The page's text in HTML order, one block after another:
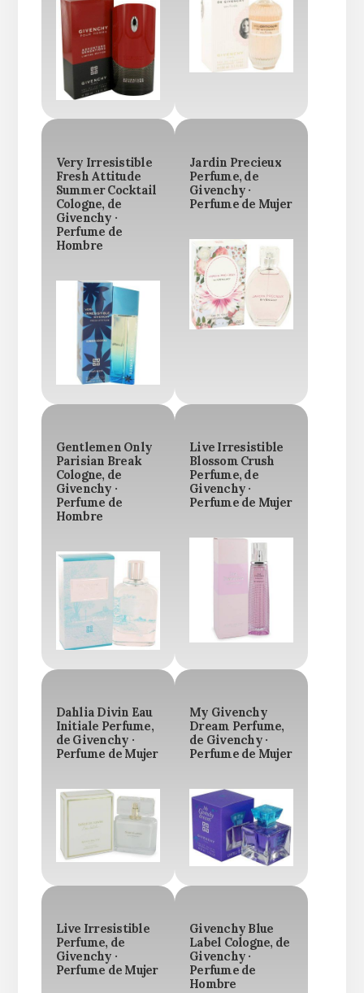
Very Irresistible
Fresh Attitude
Summer Cocktail
Cologne, de
Givenchy ·
Perfume de
Hombre
Jardin Precieux
Perfume, de
Givenchy ·
Perfume de Mujer
Gentlemen Only
Parisian Break
Cologne, de
Givenchy ·
Perfume de
Hombre
Live Irresistible
Blossom Crush
Perfume, de
Givenchy ·
Perfume de Mujer
Dahlia Divin Eau
Initiale Perfume,
de Givenchy ·
Perfume de Mujer
My Givenchy
Dream Perfume,
de Givenchy ·
Perfume de Mujer
Live Irresistible
Perfume, de
Givenchy ·
Perfume de Mujer
Givenchy Blue
Label Cologne, de
Givenchy ·
Perfume de
Hombre